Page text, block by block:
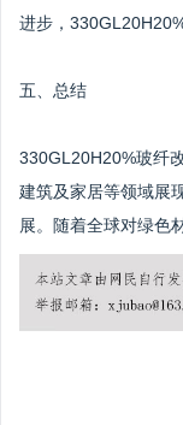
进步，
五、总结
330GL20H20%玻纤
建筑及家居等领域展
展。随着全球对绿色